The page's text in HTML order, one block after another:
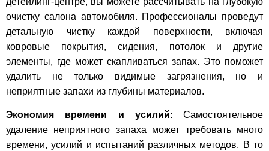
очистку салона автомобиля. Профессионалы проведут
детальную чистку каждой поверхности, включая
ковровые покрытия, сидения, потолок и другие
элементы, где может скапливаться запах. Это поможет
удалить не только видимые загрязнения, но и
неприятные запахи из глубины материалов.
Экономия времени и усилий: Самостоятельное
удаление неприятного запаха может требовать много
времени, усилий и испытаний различных методов. В то